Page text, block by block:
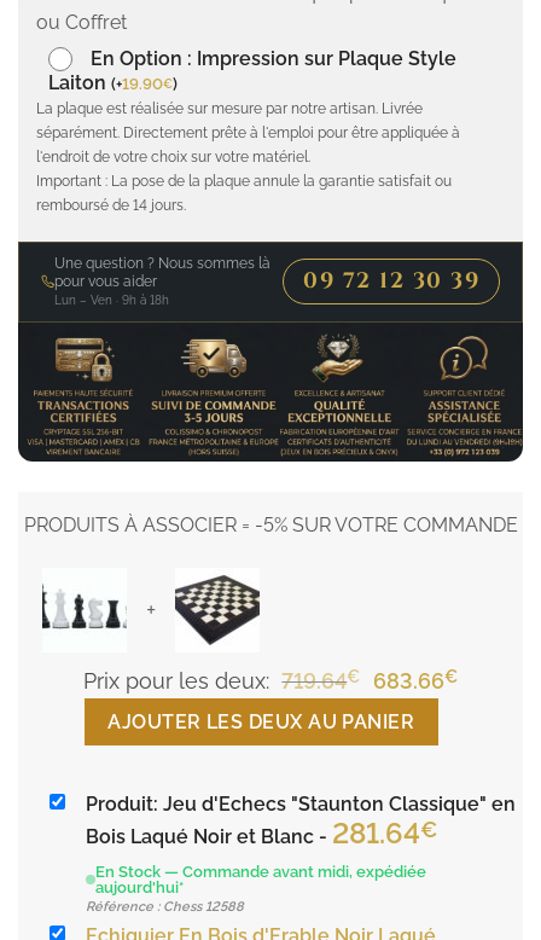
ou Coffret
En Option : Impression sur Plaque Style
Laiton (+19.90€)
La plaque est réalisée sur mesure par notre artisan. Livrée
séparément. Directement prête à l'emploi pour être appliquée à
l'endroit de votre choix sur votre matériel.
Important : La pose de la plaque annule la garantie satisfait ou
remboursé de 14 jours.
Une question ? Nous sommes là
pour vous aider
Lun – Ven · 9h à 18h
09 72 12 30 39
PRODUITS À ASSOCIER = -5% SUR VOTRE COMMANDE
+
Prix pour les deux: 719.64€
Le
prix
initial
719.64€.
683.66€Le
AJOUTER LES DEUX AU PANIER
Produit: Jeu d'Echecs "Staunton Classique" en
Bois Laqué Noir et Blanc - 281.64€
En Stock — Commande avant midi, expédiée
aujourd'hui*
Référence : Chess 12588